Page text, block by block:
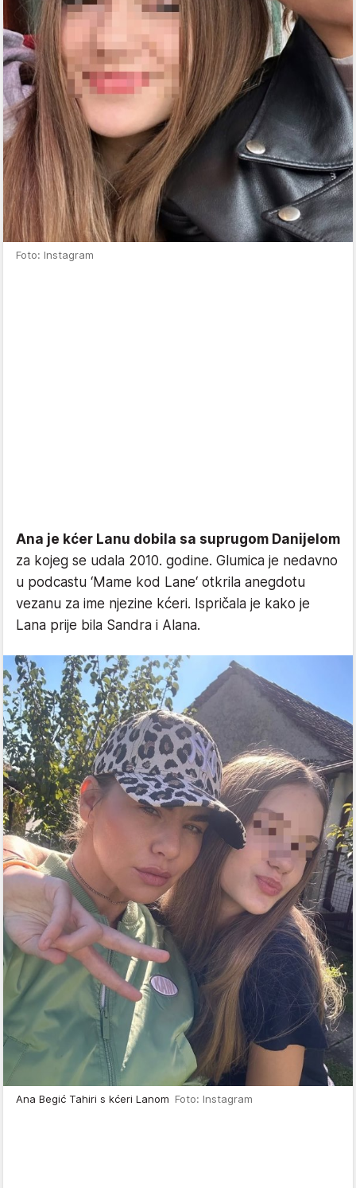
Foto: Instagram
Ana je kćer Lanu dobila sa suprugom Danijelom
za kojeg se udala 2010. godine. Glumica je nedavno
u podcastu ‘Mame kod Lane‘ otkrila anegdotu
vezanu za ime njezine kćeri. Ispričala je kako je
Lana prije bila Sandra i Alana.
Ana Begić Tahiri s kćeri Lanom Foto: Instagram